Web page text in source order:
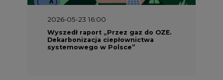
2026-05-23 16:00
Wyszedł raport „Przez gaz do OZE.
Dekarbonizacja ciepłownictwa
systemowego w Polsce”